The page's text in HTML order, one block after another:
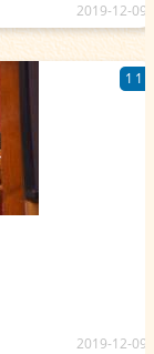
2019-12-09
11
2019-12-09